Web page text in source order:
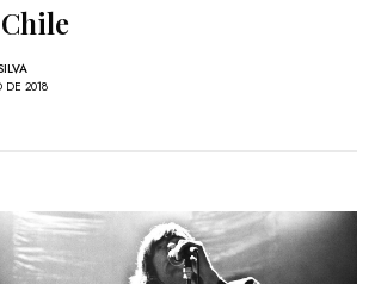
DE 2018